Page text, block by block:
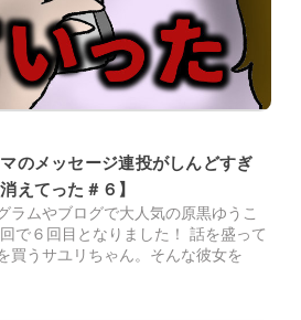
のメッセージ連投がしんどすぎ
えてった＃６】
ラムやブログで大人気の原黒ゆうこ
で６回目となりました！ 話を盛って
買うサユリちゃん。そんな彼女を